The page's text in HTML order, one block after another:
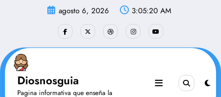
agosto 6, 2026 3:05:21 AM
Diosnosguia
Pagina informativa que enseña la